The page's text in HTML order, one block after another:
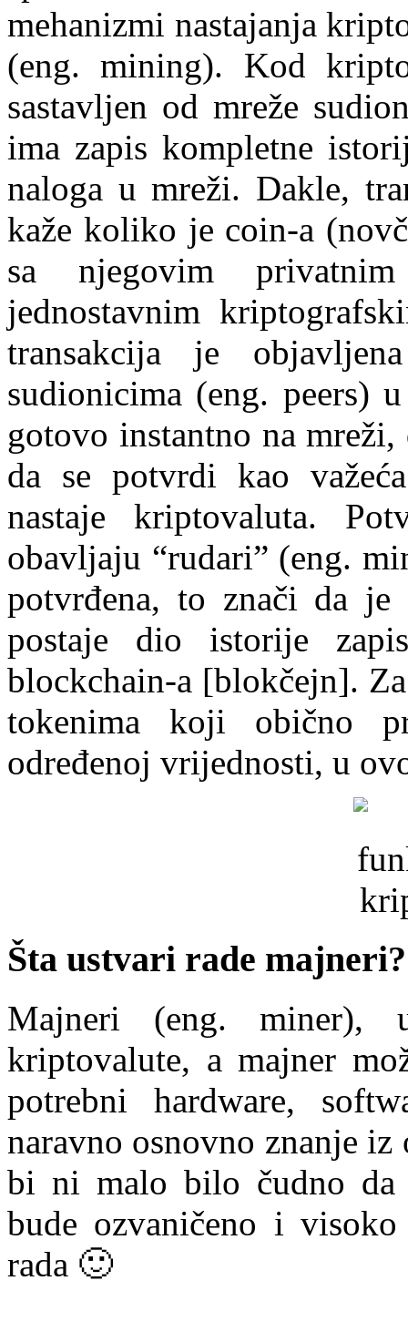
mehanizmi nastajanja
(eng. mining). Kod
sastavljen od mreže
ima zapis kompletne
naloga u mreži. Dakle,
kaže koliko je coin-a
sa njegovim
jednostavnim
transakcija je
sudionicima (eng. peers)
gotovo instantno na
da se potvrdi kao
nastaje kriptovaluta.
obavljaju “rudari” (eng.
potvrđena, to znači da
postaje dio istorije
blockchain-a [blokčejn].
tokenima koji obično
određenoj vrijednosti, u
Šta ustvari rade majneri?
Majneri (eng. miner),
kriptovalute, a majner
potrebni hardware,
naravno osnovno znanje
bi ni malo bilo čudno da
bude ozvaničeno i
rada 🙂